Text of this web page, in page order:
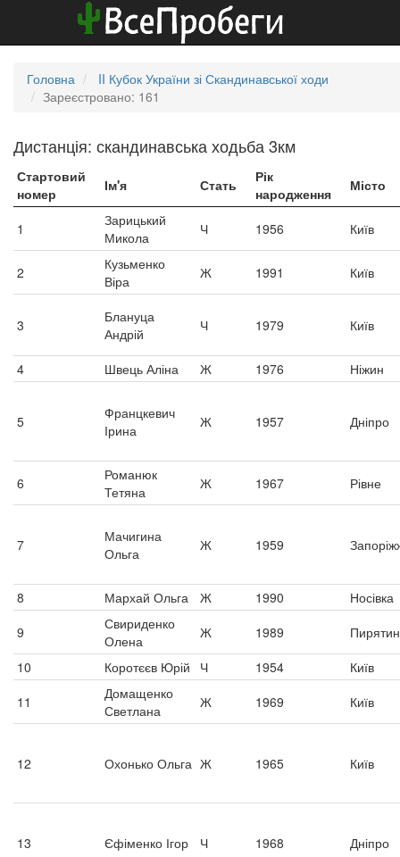
Головна
II Кубок України зі Скандинавської ходи
Зареєстровано: 161
Дистанція: скандинавська ходьба 3км
Стартовий
номер
Ім'я Стать
Рік
народження
Місто
1
Зарицький
Микола
Ч 1956 Київ
2
Кузьменко
Віра
Ж 1991 Київ
3
Блануца
Андрій
Ч 1979 Київ
4 Швець Аліна Ж 1976 Ніжин
5
Францкевич
Ірина
Ж 1957 Дніпро
6
Романюк
Тетяна
Ж 1967 Рівне
7
Мачигина
Ольга
Ж 1959
8 Мархай Ольга Ж 1990
Носівка
9
Свириденко
Олена
Ж 1989
Пирятин
10
Коротєєв Юрій Ч 1954
Київ
11
Домащенко
Светлана
Ж 1969 Київ
12 Охонько Ольга Ж 1965 Київ
13 Єфіменко Ігор Ч 1968 Дніпро